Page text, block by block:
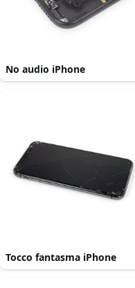
No audio iPhone
Tocco fantasma iPhone